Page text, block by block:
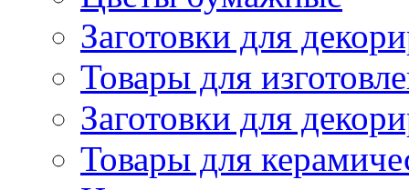
Заготовки для
Товары для
Заготовки для
Товары для